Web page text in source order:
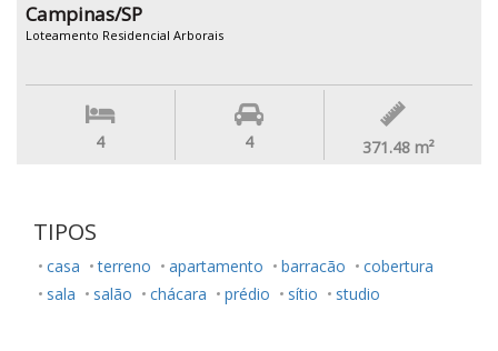
Campinas/SP
Loteamento Residencial Arborais
4 4 371.48 m²
TIPOS
casa terreno apartamento barracão
cobertura
sala
salão chácara prédio sítio studio